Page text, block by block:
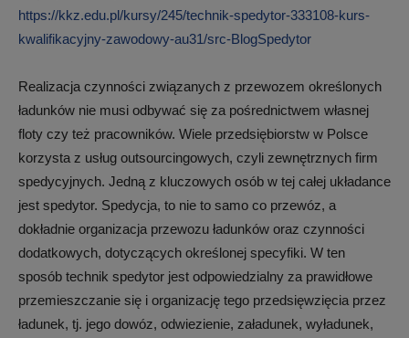
https://kkz.edu.pl/kursy/245/technik-spedytor-333108-kurs-
kwalifikacyjny-zawodowy-au31/src-BlogSpedytor
Realizacja czynności związanych z przewozem określonych
ładunków nie musi odbywać się za pośrednictwem własnej
floty czy też pracowników. Wiele przedsiębiorstw w Polsce
korzysta z usług outsourcingowych, czyli zewnętrznych firm
spedycyjnych. Jedną z kluczowych osób w tej całej układance
jest spedytor. Spedycja, to nie to samo co przewóz, a
dokładnie organizacja przewozu ładunków oraz czynności
dodatkowych, dotyczących określonej specyfiki. W ten
sposób technik spedytor jest odpowiedzialny za prawidłowe
przemieszczanie się i organizację tego przedsięwzięcia przez
ładunek, tj. jego dowóz, odwiezienie, załadunek, wyładunek,